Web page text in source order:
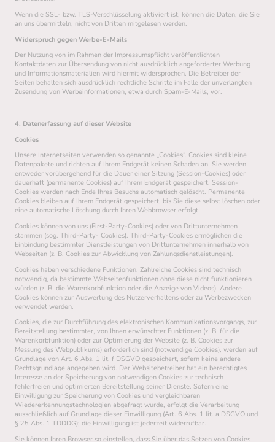
Wenn die SSL- bzw. TLS-Verschlüsselung aktiviert ist, können die Daten, die Sie
an uns übermitteln, nicht von Dritten mitgelesen werden.
Widerspruch gegen Werbe-E-Mails
Der Nutzung von im Rahmen der Impressumspflicht veröffentlichten
Kontaktdaten zur Übersendung von nicht ausdrücklich angeforderter Werbung
und Informationsmaterialien wird hiermit widersprochen. Die Betreiber der
Seiten behalten sich ausdrücklich rechtliche Schritte im Falle der unverlangten
Zusendung von Werbeinformationen, etwa durch Spam-E-Mails, vor.
4. Datenerfassung auf dieser Website
Cookies
Unsere Internetseiten verwenden so genannte „Cookies“. Cookies sind kleine
Datenpakete und richten auf Ihrem Endgerät keinen Schaden an. Sie werden
entweder vorübergehend für die Dauer einer Sitzung (Session-Cookies) oder
dauerhaft (permanente Cookies) auf Ihrem Endgerät gespeichert. Session-
Cookies werden nach Ende Ihres Besuchs automatisch gelöscht. Permanente
Cookies bleiben auf Ihrem Endgerät gespeichert, bis Sie diese selbst löschen oder
eine automatische Löschung durch Ihren Webbrowser erfolgt.
Cookies können von uns (First-Party-Cookies) oder von Drittunternehmen
stammen (sog. Third-Party- Cookies). Third-Party-Cookies ermöglichen die
Einbindung bestimmter Dienstleistungen von Drittunternehmen innerhalb von
Webseiten (z. B. Cookies zur Abwicklung von Zahlungsdienstleistungen).
Cookies haben verschiedene Funktionen. Zahlreiche Cookies sind technisch
notwendig, da bestimmte Webseitenfunktionen ohne diese nicht funktionieren
würden (z. B. die Warenkorbfunktion oder die Anzeige von Videos). Andere
Cookies können zur Auswertung des Nutzerverhaltens oder zu Werbezwecken
verwendet werden.
Cookies, die zur Durchführung des elektronischen Kommunikationsvorgangs, zur
Bereitstellung bestimmter, von Ihnen erwünschter Funktionen (z. B. für die
Warenkorbfunktion) oder zur Optimierung der Website (z. B. Cookies zur
Messung des Webpublikums) erforderlich sind (notwendige Cookies), werden auf
Grundlage von Art. 6 Abs. 1 lit. f DSGVO gespeichert, sofern keine andere
Rechtsgrundlage angegeben wird. Der Websitebetreiber hat ein berechtigtes
Interesse an der Speicherung von notwendigen Cookies zur technisch
fehlerfreien und optimierten Bereitstellung seiner Dienste. Sofern eine
Einwilligung zur Speicherung von Cookies und vergleichbaren
Wiedererkennungstechnologien abgefragt wurde, erfolgt die Verarbeitung
ausschließlich auf Grundlage dieser Einwilligung (Art. 6 Abs. 1 lit. a DSGVO und
§ 25 Abs. 1 TDDDG); die Einwilligung ist jederzeit widerrufbar.
Sie können Ihren Browser so einstellen, dass Sie über das Setzen von Cookies